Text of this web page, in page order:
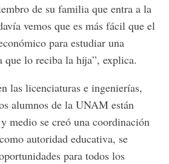
de su familia que entra a la
vemos que es más fácil que el
para estudiar una
que lo reciba la hija”, explica.
las licenciaturas e ingenierías,
alumnos de la UNAM están
medio se creó una coordinación
autoridad educativa, se
para todos los